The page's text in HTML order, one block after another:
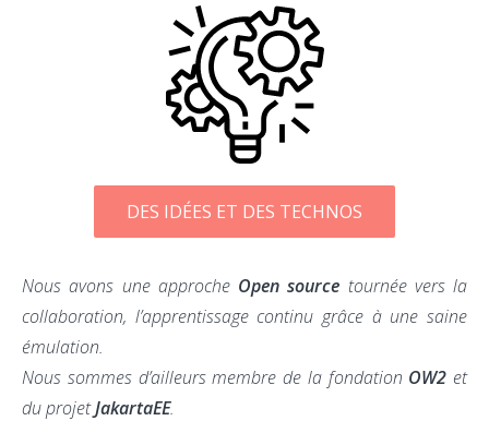
DES IDÉES ET DES TECHNOS
Nous avons une approche Open source tournée vers la
collaboration, l’apprentissage continu grâce à une saine
émulation.
Nous sommes d’ailleurs membre de la fondation OW2 et
du projetJakartaEE.